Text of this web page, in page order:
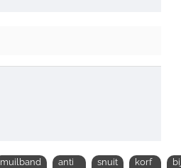
muilband
anti
snuit
korf